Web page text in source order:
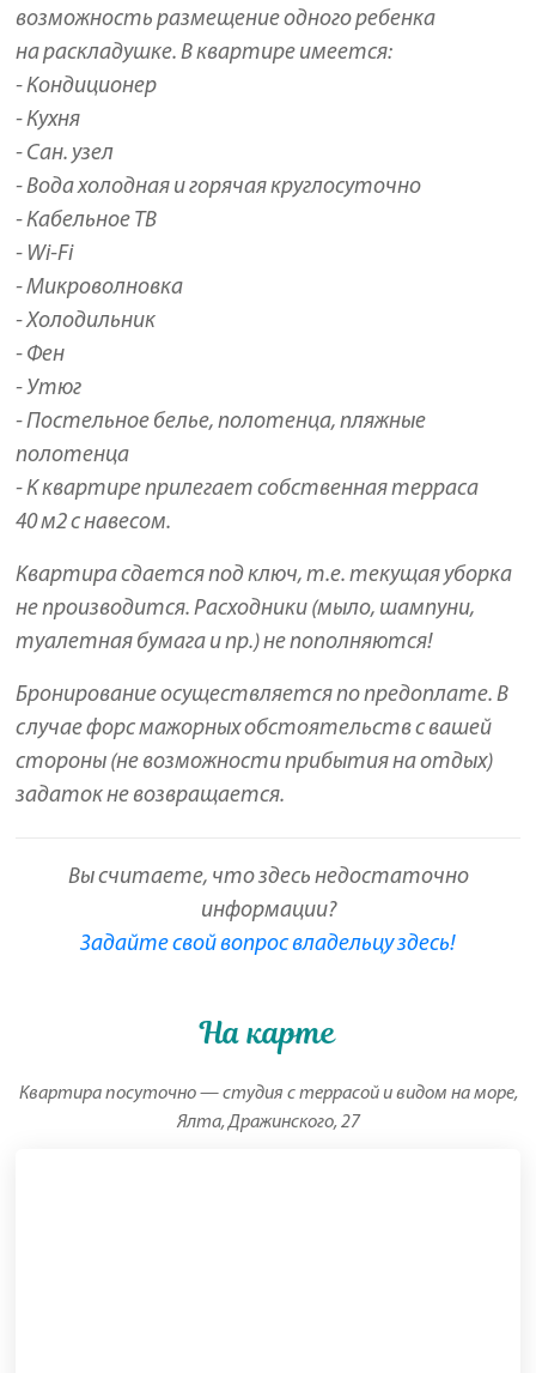
возможность размещение одного ребенка
на раскладушке. В квартире имеется:
- Кондиционер
- Кухня
- Сан. узел
- Вода холодная и горячая круглосуточно
- Кабельное ТВ
- Wi-Fi
- Микроволновка
- Холодильник
- Фен
- Утюг
- Постельное белье, полотенца, пляжные
полотенца
- К квартире прилегает собственная терраса
40 м2 с навесом.
Квартира сдается под ключ, т.е. текущая уборка
не производится. Расходники (мыло, шампуни,
туалетная бумага и пр.) не пополняются!
Бронирование осуществляется по предоплате. В
случае форс мажорных обстоятельств с вашей
стороны (не возможности прибытия на отдых)
задаток не возвращается.
Вы считаете, что здесь недостаточно
информации?
Задайте свой вопрос владельцу здесь!
На карте
Квартира посуточно — студия с террасой и видом на море,
Ялта, Дражинского, 27